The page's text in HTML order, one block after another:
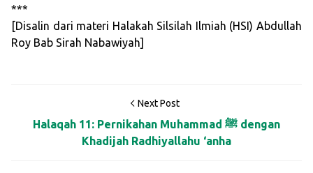
***
[Disalin dari materi Halakah Silsilah Ilmiah (HSI) Abdullah
Roy Bab Sirah Nabawiyah]
Next Post
Halaqah 11: Pernikahan Muhammad ﷺ dengan
Khadijah Radhiyallahu ‘anha